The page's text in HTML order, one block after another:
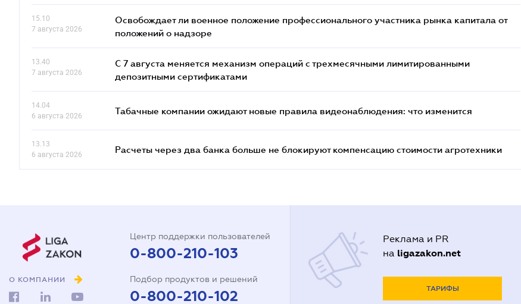
15.10
7 августа 2026
Освобождает ли военное положение профессионального участника рынка капитала от
положений о надзоре
13.40
7 августа 2026
С 7 августа меняется механизм операций с трехмесячными лимитированными
депозитными сертификатами
14.04
6 августа 2026
Табачные компании ожидают новые правила видеонаблюдения: что изменится
13.13
6 августа 2026
Расчеты через два банка больше не блокируют компенсацию стоимости агротехники
О КОМПАНИИ
Центр поддержки пользователей
0-800-210-103
Подбор продуктов и решений
0-800-210-102
Реклама и PR
на ligazakon.net
ТАРИФЫ